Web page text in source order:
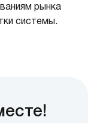
рынка
системы.